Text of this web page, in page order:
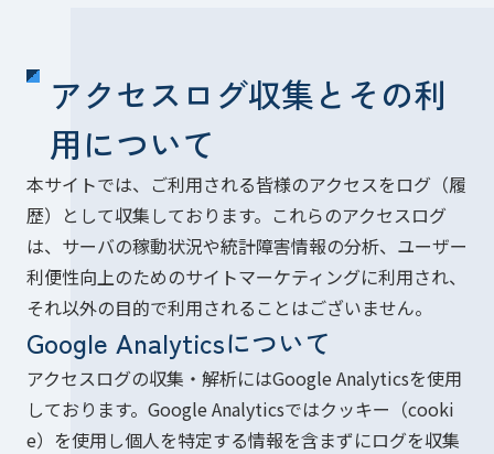
アクセスログ収集とその利
用について
本サイトでは、ご利用される皆様のアクセスをログ（履
歴）として収集しております。これらのアクセスログ
は、サーバの稼動状況や統計障害情報の分析、ユーザー
利便性向上のためのサイトマーケティングに利用され、
それ以外の目的で利用されることはございません。
Google Analyticsについて
アクセスログの収集・解析にはGoogle Analyticsを使用
しております。Google Analyticsではクッキー（cooki
e）を使用し個人を特定する情報を含まずにログを収集